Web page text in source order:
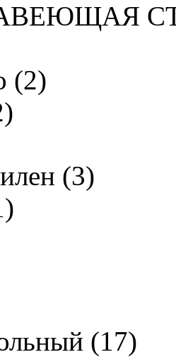
(2)
)
(3)
)
(17)